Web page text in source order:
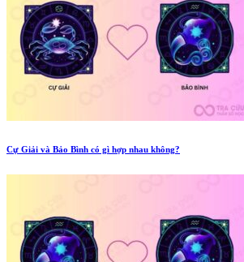
Cự Giải và Bảo Bình có gì hợp nhau không?